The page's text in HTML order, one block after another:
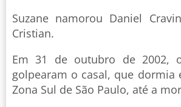
Suzane namorou Daniel
Cristian.
Em 31 de outubro de 2002,
golpearam o casal, que dormia
Zona Sul de São Paulo, até a